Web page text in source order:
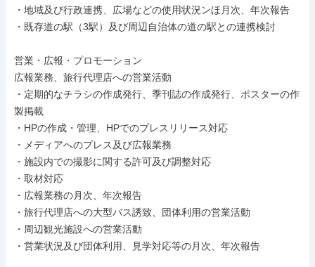
・地域及び行政連携、広場などの使用状況ンほ月次、年次報告
・既存道の駅（3駅）及び周辺自治体の道の駅との連携検討
営業・広報・プロモーション
広報業務、旅行代理店への営業活動
・定期的なチラシの作成発行、季刊誌の作成発行、ポスターの作
製掲載
・HPの作成・管理、HPでのプレスリリース対応
・メディアへのプレス及び広報業務
・施設内での撮影に関する許可及び調整対応
・取材対応
・広報業務の月次、年次報告
・旅行代理店への大型バス誘致、団体利用の営業活動
・周辺観光施設への営業活動
・営業状況及び団体利用、見学対応等の月次、年次報告